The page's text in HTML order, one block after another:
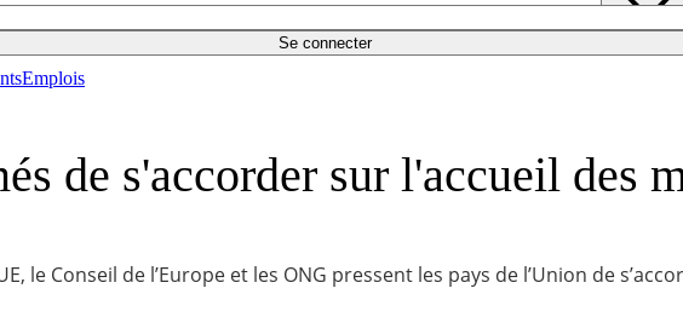
Se connecter
Emplois
de s'accorder sur l'accueil des
le Conseil de l’Europe et les ONG pressent les pays de l’Union de